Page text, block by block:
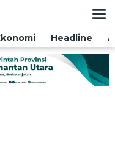
Headline